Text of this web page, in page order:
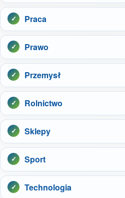
Praca
Prawo
Przemysł
Rolnictwo
Sklepy
Sport
Technologia